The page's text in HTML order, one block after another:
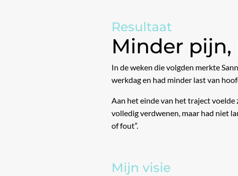
Resultaat
Minder
In de weken die volgden merkte
werkdag en had minder last van
Aan het einde van het traject voelde
volledig verdwenen, maar had niet
of fout”.
Mijn visie